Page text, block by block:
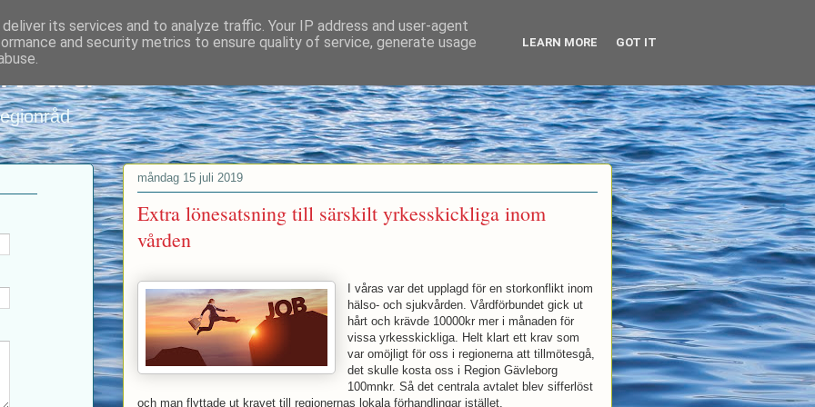
måndag 15 juli 2019
Extra lönesatsning till särskilt yrkesskickliga inom
vården
I våras var det upplagd för en storkonflikt inom
hälso- och sjukvården. Vårdförbundet gick ut
hårt och krävde 10000kr mer i månaden för
vissa yrkesskickliga. Helt klart ett krav som
var omöjligt för oss i regionerna att tillmötesgå,
det skulle kosta oss i Region Gävleborg
100mnkr. Så det centrala avtalet blev sifferlöst
och man flyttade ut kravet till regionernas lokala förhandlingar istället.
its services and to analyze traffic. Your IP address and user-agent
and security metrics to ensure quality of service, generate usage
LEARN MORE GOT IT